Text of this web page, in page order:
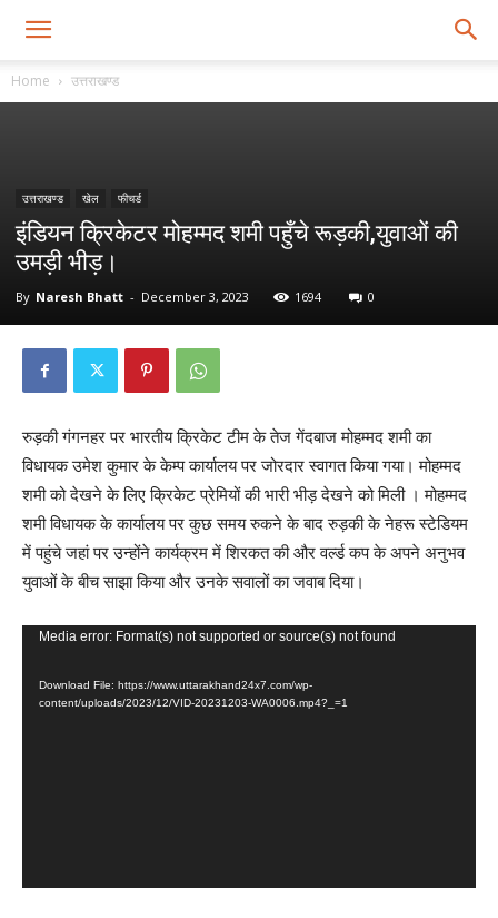
Home उत्तराखण्ड
उत्तराखण्ड खेल फीचर्ड
इंडियन क्रिकेटर मोहम्मद शमी पहुँचे रूड़की,युवाओं की
उमड़ी भीड़।
By Naresh Bhatt - December 3, 2023 1694 0
रुड़की गंगनहर पर भारतीय क्रिकेट टीम के तेज गेंदबाज मोहम्मद शमी का
विधायक उमेश कुमार के केम्प कार्यालय पर जोरदार स्वागत किया गया। मोहम्मद
शमी को देखने के लिए क्रिकेट प्रेमियों की भारी भीड़ देखने को मिली । मोहम्मद
शमी विधायक के कार्यालय पर कुछ समय रुकने के बाद रुड़की के नेहरू स्टेडियम
में पहुंचे जहां पर उन्होंने कार्यक्रम में शिरकत की और वर्ल्ड कप के अपने अनुभव
युवाओं के बीच साझा किया और उनके सवालों का जवाब दिया।
Video
Media error: Format(s) not supported or source(s) not found
Download File: https://www.uttarakhand24x7.com/wp-
content/uploads/2023/12/VID-20231203-WA0006.mp4?_=1